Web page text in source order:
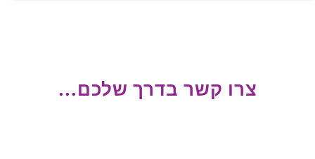
צרו קשר בדרך שלכם...